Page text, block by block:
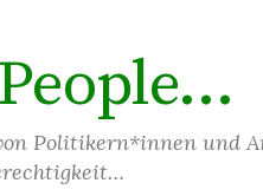
Politikern*innen und